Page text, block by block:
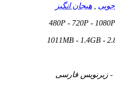
هیجان انگیز
480P - 720P -
1011MB - 1.4GB -
- زیرنویس فارسی